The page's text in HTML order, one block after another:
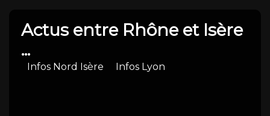
Actus entre Rhône et Isère
...
Infos Nord Isère Infos Lyon